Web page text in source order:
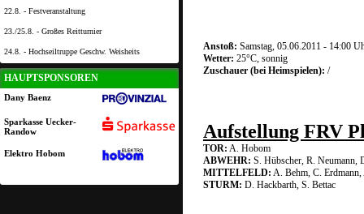
22.8. - Festveranstaltung
23./25.8. - Großes Reitturnier
24.8. - Hochseiltruppe Geschw. Weisheits
HAUPTSPONSOREN
Dany Baenz
Sparkasse Uecker-
Randow
Elektro Hobom
Anstoß: Samstag, 05.06.2011 - 14:00
Wetter: 25°C, sonnig
Zuschauer (bei Heimspielen): /
Aufstellung FRV
TOR: A. Hobom
ABWEHR: S. Hübscher, R. Neumann,
MITTELFELD: A. Behm, C.
STURM: D. Hackbarth, S. Bettac